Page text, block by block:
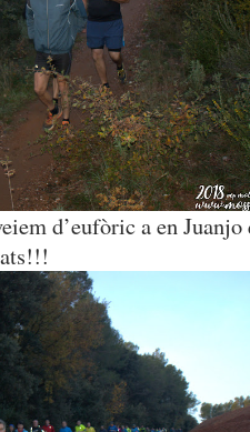
d’eufòric a en Juanjo